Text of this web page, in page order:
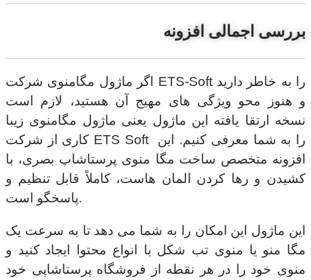
بررسی اجمالی افزونه
اگر ماژول مگامنوی شرکت ETS-Soft را به خاطر دارید
و هنوز محو ویژگی های مهیج آن هستید، لازم است
نسخه ارتقا یافته این ماژول یعنی ماژول مگامنوی زیبا
کاری از شرکت ETS Soft را به شما معرفی کنیم. این
افزونه متخصص ساخت مگا منوی پرستاشاپ بصری، با
کشیدن و رها کردن المان هاست، کاملاً قابل تنظیم و
پاسخگو است.
این ماژول این امکان را به شما می دهد تا به سرعت یک
مگا منو یا منوی تب شکل با انواع محتوا ایجاد کنید و
منوی خود را در هر نقطه از فروشگاه پرستاشاپی خود